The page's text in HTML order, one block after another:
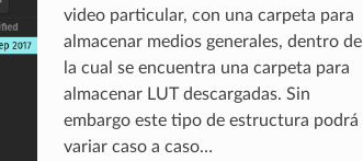
video particular, con una carpeta para
almacenar medios generales, dentro de
la cual se encuentra una carpeta para
almacenar LUT descargadas. Sin
embargo este tipo de estructura podrá
variar caso a caso…